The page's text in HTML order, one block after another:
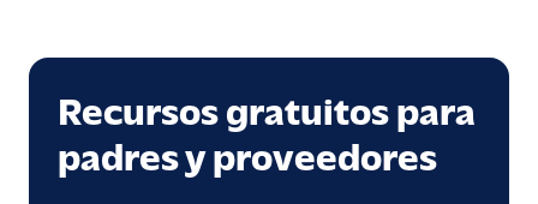
Recursos gratuitos para
padres y proveedores